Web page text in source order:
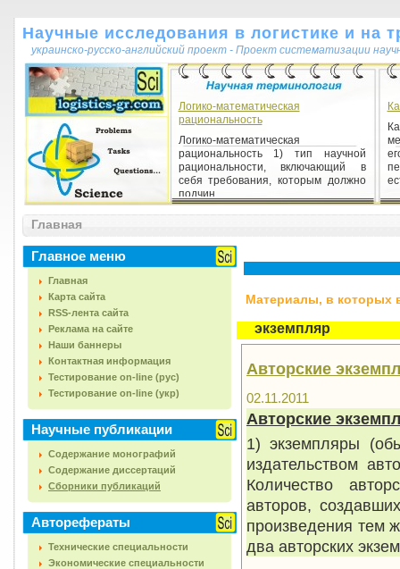
Научные исследования в логистике и на
украинско-русско-английский проект - Проект систематизации
Логико-математическая
рациональность
Логико-математическая
рациональность 1) тип научной
рациональности, включающий в
себя требования, которым должно
подчин...
неклассической науки
Методологические основания
неклассической науки 1)
совокупность методологических
представлений науки начала XX —
Главная
Главное меню
Главная
Карта сайта
RSS-лента сайта
Реклама на сайте
Наши баннеры
Контактная информация
Тестирование on-line (рус)
Тестирование on-line (укр)
Научные публикации
Содержание монографий
Содержание диссертаций
Сборники публикаций
Авторефераты
Технические специальности
Экономические специальности
Материалы, в которых
экземпляр
Авторские
02.11.2011
Авторские
1) экземпляры
издательством
Количество
авторов,
произведения тем
два авторских